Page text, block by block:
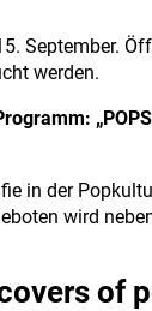
September.
werden.
„
in der
wird
of